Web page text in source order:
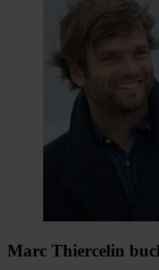
Marc Thiercelin